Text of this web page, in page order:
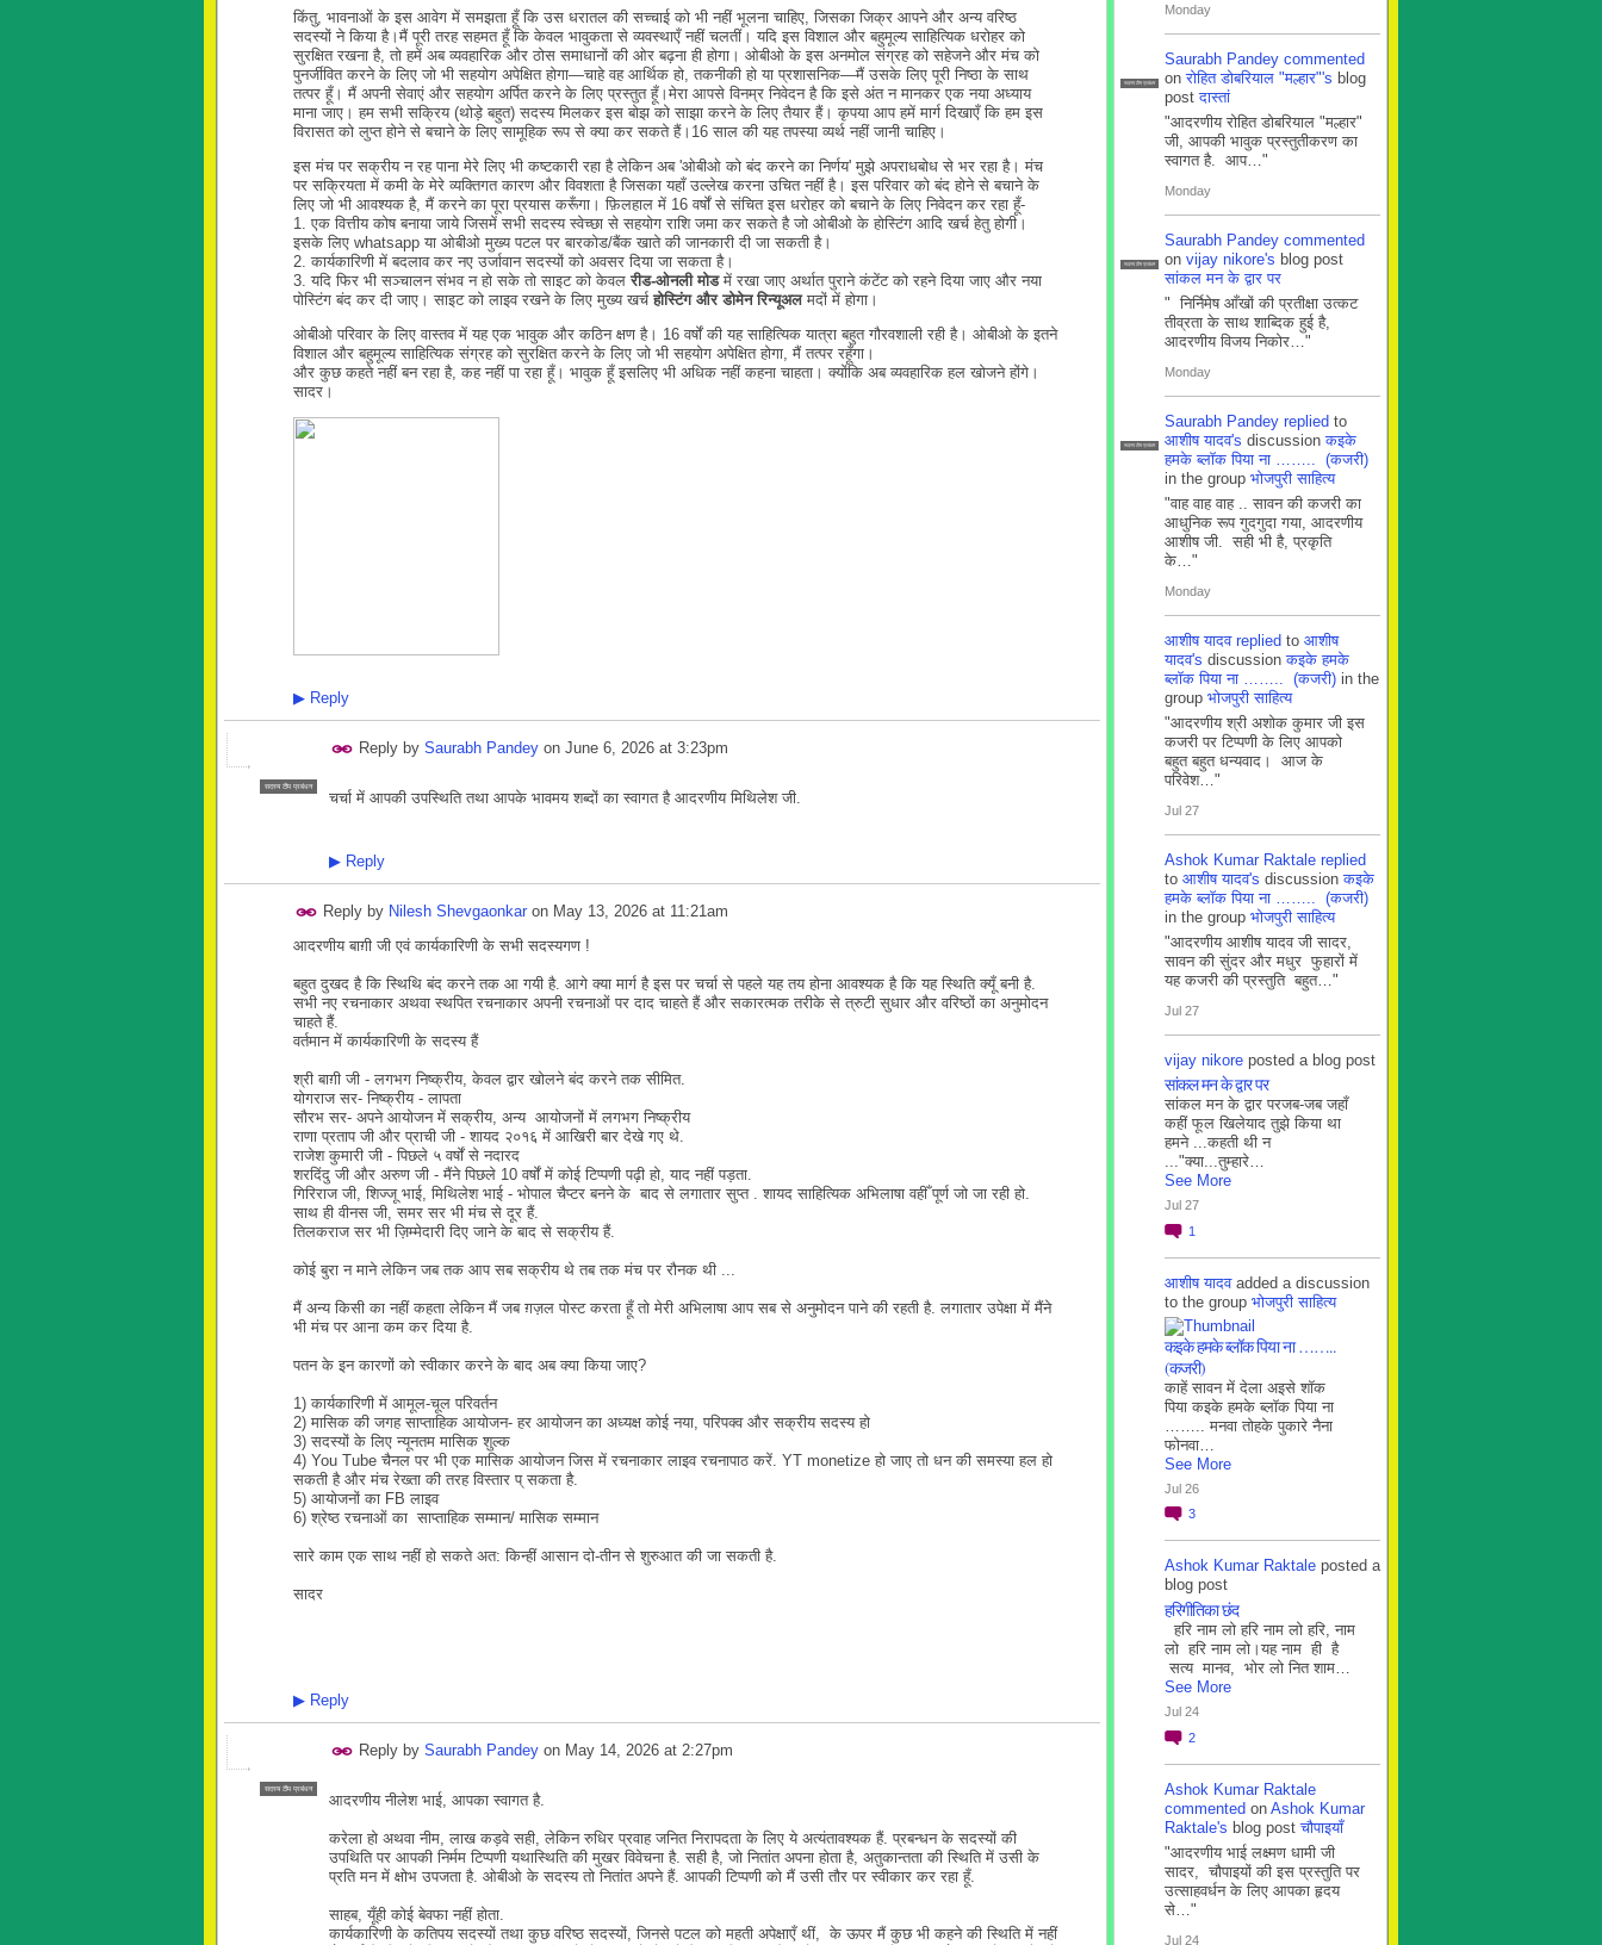
किंतु, भावनाओं के इस आवेग में समझता हूँ कि उस धरातल की सच्चाई को भी नहीं भूलना चाहिए, जिसका जिक्र आपने और अन्य वरिष्ठ
सदस्यों ने किया है।मैं पूरी तरह सहमत हूँ कि केवल भावुकता से व्यवस्थाएँ नहीं चलतीं। यदि इस विशाल और बहुमूल्य साहित्यिक धरोहर को
सुरक्षित रखना है, तो हमें अब व्यवहारिक और ठोस समाधानों की ओर बढ़ना ही होगा। ओबीओ के इस अनमोल संग्रह को सहेजने और मंच को
पुनर्जीवित करने के लिए जो भी सहयोग अपेक्षित होगा—चाहे वह आर्थिक हो, तकनीकी हो या प्रशासनिक—मैं उसके लिए पूरी निष्ठा के साथ
तत्पर हूँ। मैं अपनी सेवाएं और सहयोग अर्पित करने के लिए प्रस्तुत हूँ।मेरा आपसे विनम्र निवेदन है कि इसे अंत न मानकर एक नया अध्याय
माना जाए। हम सभी सक्रिय (थोड़े बहुत) सदस्य मिलकर इस बोझ को साझा करने के लिए तैयार हैं। कृपया आप हमें मार्ग दिखाएँ कि हम इस
विरासत को लुप्त होने से बचाने के लिए सामूहिक रूप से क्या कर सकते हैं।16 साल की यह तपस्या व्यर्थ नहीं जानी चाहिए।
इस मंच पर सक्रीय न रह पाना मेरे लिए भी कष्टकारी रहा है लेकिन अब 'ओबीओ को बंद करने का निर्णय' मुझे अपराधबोध से भर रहा है। मंच
पर सक्रियता में कमी के मेरे व्यक्तिगत कारण और विवशता है जिसका यहाँ उल्लेख करना उचित नहीं है। इस परिवार को बंद होने से बचाने के
लिए जो भी आवश्यक है, मैं करने का पूरा प्रयास करूँगा। फ़िलहाल में 16 वर्षों से संचित इस धरोहर को बचाने के लिए निवेदन कर रहा हूँ-
1. एक वित्तीय कोष बनाया जाये जिसमें सभी सदस्य स्वेच्छा से सहयोग राशि जमा कर सकते है जो ओबीओ के होस्टिंग आदि खर्च हेतु होगी।
इसके लिए whatsapp या ओबीओ मुख्य पटल पर बारकोड/बैंक खाते की जानकारी दी जा सकती है।
2. कार्यकारिणी में बदलाव कर नए उर्जावान सदस्यों को अवसर दिया जा सकता है।
3. यदि फिर भी सञ्चालन संभव न हो सके तो साइट को केवल रीड-ओनली मोडमें रखा जाए अर्थात पुराने कंटेंट को रहने दिया जाए और नया
पोस्टिंग बंद कर दी जाए। साइट को लाइव रखने के लिए मुख्य खर्च होस्टिंग और डोमेन रिन्यूअलमदों में होगा।
ओबीओ परिवार के लिए वास्तव में यह एक भावुक और कठिन क्षण है। 16 वर्षों की यह साहित्यिक यात्रा बहुत गौरवशाली रही है। ओबीओ के इतने
विशाल और बहुमूल्य साहित्यिक संग्रह को सुरक्षित करने के लिए जो भी सहयोग अपेक्षित होगा, मैं तत्पर रहूँगा।
और कुछ कहते नहीं बन रहा है, कह नहीं पा रहा हूँ। भावुक हूँ इसलिए भी अधिक नहीं कहना चाहता। क्योंकि अब व्यवहारिक हल खोजने होंगे।
सादर।
▶ Reply
सदस्य टीम प्रबंधन
Reply by Saurabh Pandey on June 6, 2026 at 3:23pm
चर्चा में आपकी उपस्थिति तथा आपके भावमय शब्दों का स्वागत है आदरणीय मिथिलेश जी.
▶ Reply
Reply by Nilesh Shevgaonkar on May 13, 2026 at 11:21am
आदरणीय बाग़ी जी एवं कार्यकारिणी के सभी सदस्यगण !
बहुत दुखद है कि स्थिथि बंद करने तक आ गयी है. आगे क्या मार्ग है इस पर चर्चा से पहले यह तय होना आवश्यक है कि यह स्थिति क्यूँ बनी है.
सभी नए रचनाकार अथवा स्थपित रचनाकार अपनी रचनाओं पर दाद चाहते हैं और सकारत्मक तरीके से त्रुटी सुधार और वरिष्ठों का अनुमोदन
चाहते हैं.
वर्तमान में कार्यकारिणी के सदस्य हैं
श्री बाग़ी जी - लगभग निष्क्रीय, केवल द्वार खोलने बंद करने तक सीमित.
योगराज सर- निष्क्रीय - लापता
सौरभ सर- अपने आयोजन में सक्रीय, अन्य आयोजनों में लगभग निष्क्रीय
राणा प्रताप जी और प्राची जी - शायद २०१६ में आखिरी बार देखे गए थे.
राजेश कुमारी जी - पिछले ५ वर्षों से नदारद
शरदिंदु जी और अरुण जी - मैंने पिछले 10 वर्षों में कोई टिप्पणी पढ़ी हो, याद नहीं पड़ता.
गिरिराज जी, शिज्जू भाई, मिथिलेश भाई - भोपाल चैप्टर बनने के बाद से लगातार सुप्त . शायद साहित्यिक अभिलाषा वहीँ पूर्ण जो जा रही हो.
साथ ही वीनस जी, समर सर भी मंच से दूर हैं.
तिलकराज सर भी ज़िम्मेदारी दिए जाने के बाद से सक्रीय हैं.
कोई बुरा न माने लेकिन जब तक आप सब सक्रीय थे तब तक मंच पर रौनक थी ...
मैं अन्य किसी का नहीं कहता लेकिन मैं जब ग़ज़ल पोस्ट करता हूँ तो मेरी अभिलाषा आप सब से अनुमोदन पाने की रहती है. लगातार उपेक्षा में मैंने
भी मंच पर आना कम कर दिया है.
पतन के इन कारणों को स्वीकार करने के बाद अब क्या किया जाए?
1) कार्यकारिणी में आमूल-चूल परिवर्तन
2) मासिक की जगह साप्ताहिक आयोजन- हर आयोजन का अध्यक्ष कोई नया, परिपक्व और सक्रीय सदस्य हो
3) सदस्यों के लिए न्यूनतम मासिक शुल्क
4) You Tube चैनल पर भी एक मासिक आयोजन जिस में रचनाकार लाइव रचनापाठ करें. YT monetize हो जाए तो धन की समस्या हल हो
सकती है और मंच रेख्ता की तरह विस्तार प् सकता है.
5) आयोजनों का FB लाइव
6) श्रेष्ठ रचनाओं का साप्ताहिक सम्मान/ मासिक सम्मान
सारे काम एक साथ नहीं हो सकते अत: किन्हीं आसान दो-तीन से शुरुआत की जा सकती है.
सादर
▶ Reply
सदस्य टीम प्रबंधन
Reply by Saurabh Pandey on May 14, 2026 at 2:27pm
आदरणीय नीलेश भाई, आपका स्वागत है.
करेला हो अथवा नीम, लाख कड़वे सही, लेकिन रुधिर प्रवाह जनित निरापदता के लिए ये अत्यंतावश्यक हैं. प्रबन्धन के सदस्यों की
उपथिति पर आपकी निर्मम टिप्पणी यथास्थिति की मुखर विवेचना है. सही है, जो नितांत अपना होता है, अतुकान्तता की स्थिति में उसी के
प्रति मन में क्षोभ उपजता है. ओबीओ के सदस्य तो नितांत अपने हैं. आपकी टिप्पणी को मैं उसी तौर पर स्वीकार कर रहा हूँ.
साहब, यूँही कोई बेवफा नहीं होता.
कार्यकारिणी के कतिपय सदस्यों तथा कुछ वरिष्ठ सदस्यों, जिनसे पटल को महती अपेक्षाएँ थीं, के ऊपर मैं कुछ भी कहने की स्थिति में नहीं
Monday
सदस्य टीम प्रबंधन
Saurabh Pandey commented
onरोहित डोबरियाल "मल्हार"'s blog
postदास्तां
"आदरणीय रोहित डोबरियाल "मल्हार"
जी, आपकी भावुक प्रस्तुतीकरण का
स्वागत है. आप…"
Monday
सदस्य टीम प्रबंधन
Saurabh Pandey commented
on vijay nikore's blog post
सांकल मन के द्वार पर
" निर्निमेष आँखों की प्रतीक्षा उत्कट
तीव्रता के साथ शाब्दिक हुई है,
आदरणीय विजय निकोर…"
Monday
सदस्य टीम प्रबंधन
Saurabh Pandey replied to
आशीष यादव's discussionकइके
हमके ब्लाॅक पिया ना …….. (कजरी)
in the group भोजपुरी साहित्य
"वाह वाह वाह .. सावन की कजरी का
आधुनिक रूप गुदगुदा गया, आदरणीय
आशीष जी. सही भी है, प्रकृति
के…"
Monday
आशीष यादव replied to आशीष
यादव's discussionकइके हमके
ब्लाॅक पिया ना …….. (कजरी) in the
group भोजपुरी साहित्य
"आदरणीय श्री अशोक कुमार जी इस
कजरी पर टिप्पणी के लिए आपको
बहुत बहुत धन्यवाद। आज के
परिवेश…"
Jul 27
Ashok Kumar Raktale replied
to आशीष यादव's discussionकइके
हमके ब्लाॅक पिया ना …….. (कजरी)
in the group भोजपुरी साहित्य
"आदरणीय आशीष यादव जी सादर,
सावन की सुंदर और मधुर फुहारों में
यह कजरी की प्रस्तुति बहुत…"
Jul 27
vijay nikore posted a blog post
सांकल मन के द्वार पर
सांकल मन के द्वार परजब-जब जहाँ
कहीं फूल खिलेयाद तुझे किया था
हमने ...कहती थी न
..."क्या...तुम्हारे…
See More
Jul 27
1
आशीष यादवadded a discussion
to the group भोजपुरी साहित्य
कइके हमके ब्लाॅक पिया ना ……..
(कजरी)
काहें सावन में देला अइसे शॉक
पिया कइके हमके ब्लाॅक पिया ना
…….. मनवा तोहके पुकारे नैना
फोनवा…
See More
Jul 26
3
Ashok Kumar Raktale posted a
blog post
हरिगीतिका छंद
हरि नाम लो हरि नाम लो हरि, नाम
लो हरि नाम लो।यह नाम ही है
सत्य मानव, भोर लो नित शाम…
See More
Jul 24
2
Ashok Kumar Raktale
commented on Ashok Kumar
Raktale's blog postचौपाइयाँ
"आदरणीय भाई लक्ष्मण धामी जी
सादर, चौपाइयों की इस प्रस्तुति पर
उत्साहवर्धन के लिए आपका हृदय
से…"
Jul 24